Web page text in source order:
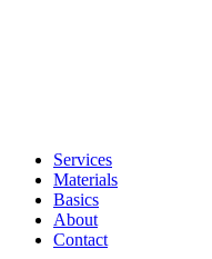
Services
Materials
Basics
About
Contact